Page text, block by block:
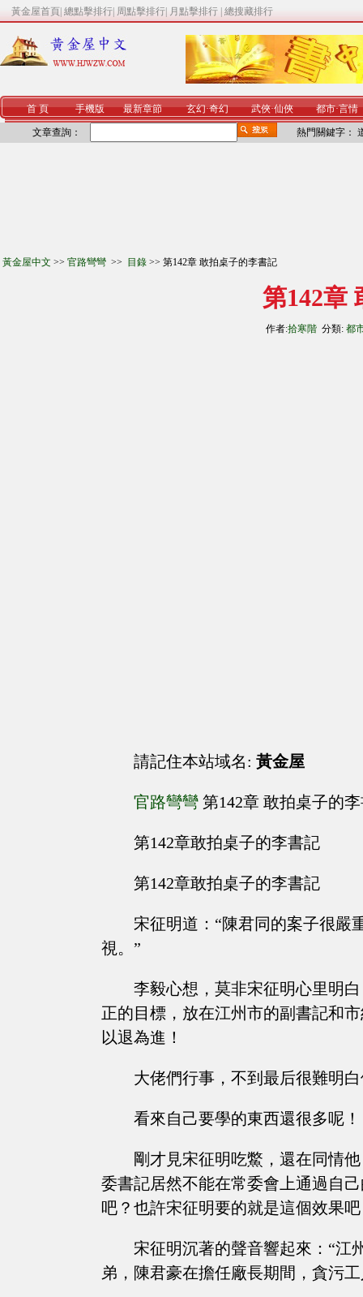
黃金屋首頁 總點擊排行 周點擊排行 月點擊排行 總搜藏排行
首 頁 手機版 最新章節 玄幻·奇幻 武俠·仙俠 都市·言情
文章查詢： 熱門關鍵字：
黃金屋中文 >> 官路彎彎 >> 目錄 >> 第142章 敢拍桌子的李書記
第142章
作者:拾寒階 分類: 都
請記住本站域名: 黃金屋
官路彎彎 第142章 敢拍桌子的
第142章敢拍桌子的李書記
第142章敢拍桌子的李書記
宋征明道：“陳君同的案子很嚴
視。”
李毅心想，莫非宋征明心里明
正的目標，放在江州市的副書記和
以退為進！
大佬們行事，不到最后很難明
看來自己要學的東西還很多呢！
剛才見宋征明吃鱉，還在同情
委書記居然不能在常委會上通過自
吧？也許宋征明要的就是這個效果
宋征明沉著的聲音響起來：“江
弟，陳君豪在擔任廠長期間，貪污